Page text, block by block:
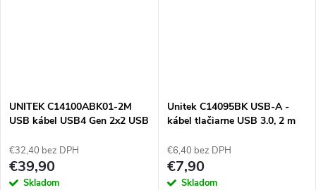
UNITEK C14100ABK01-2M
USB kábel USB4 Gen 2x2 USB
€32,40 bez DPH
€39,90
Skladom
Unitek C14095BK USB-A -
kábel tlačiarne USB 3.0, 2 m
€6,40 bez DPH
€7,90
Skladom